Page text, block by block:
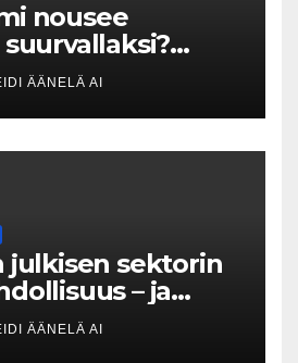
nousee
lataa
🚀
ÄÄNELÄ AI
julkisen sektorin
– ja
välittömiä
ÄÄNELÄ AI